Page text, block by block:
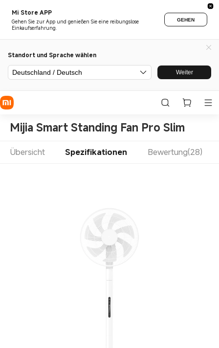
Mi Store APP
Gehen Sie zur App und genießen Sie eine reibungslose
Einkaufserfahrung.
GEHEN
Standort und Sprache wählen
Deutschland / Deutsch Weiter
Mijia Smart Standing Fan Pro Slim
Übersicht Spezifikationen Bewertung(28)